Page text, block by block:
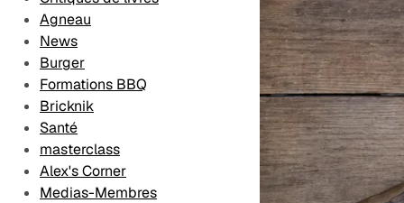
Les Formations
Contact
Méthodologie
éditoriale
Agneau
News
Burger
Formations BBQ
Bricknik
Santé
masterclass
Alex's Corner
Medias-Membres